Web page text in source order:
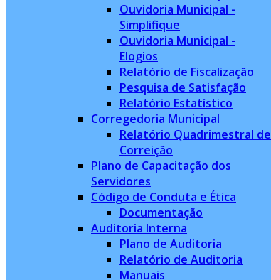
Ouvidoria Municipal -
Simplifique
Ouvidoria Municipal -
Elogios
Relatório de Fiscalização
Pesquisa de Satisfação
Relatório Estatístico
Corregedoria Municipal
Relatório Quadrimestral de
Correição
Plano de Capacitação dos
Servidores
Código de Conduta e Ética
Documentação
Auditoria Interna
Plano de Auditoria
Relatório de Auditoria
Manuais